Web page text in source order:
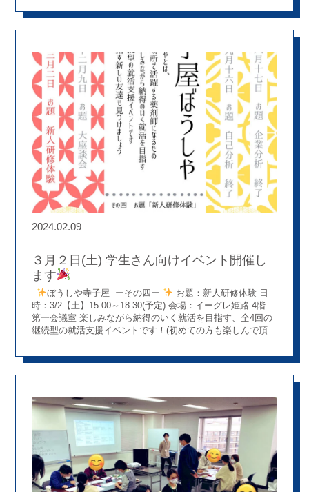
考え方を知ることができた」などの嬉しいお声をいただきま
2024.02.09
３月２日(土) 学生さん向けイベント開催し
ます
ぼうしや寺子屋 ーその四ー
時：3/2【土】15:00～18:30(予定) 会場：イーグレ姫路 4階
第一会議室 楽しみながら納得のいく就活を目指す、全4回の
継続型の就活支援イベントです！(初めての方も楽しんで頂け
つけましょう(^^♪ お申し込みはコチラから
⇩